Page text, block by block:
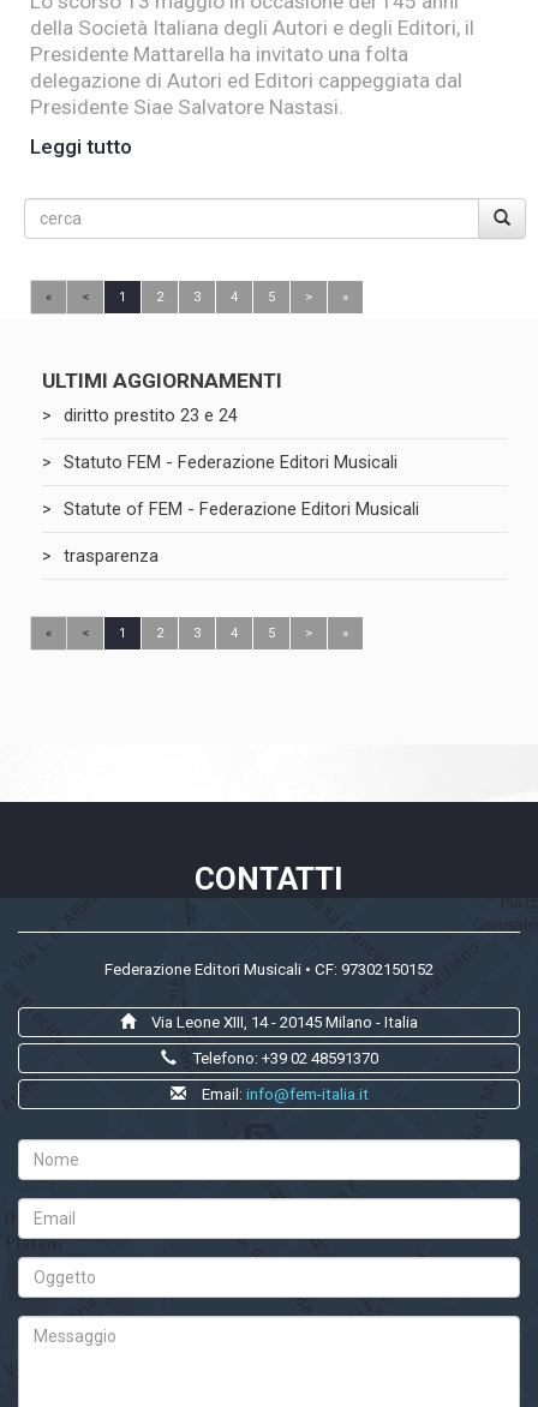
della Società Italiana degli Autori e degli Editori, il
Presidente Mattarella ha invitato una folta
delegazione di Autori ed Editori cappeggiata dal
Presidente Siae Salvatore Nastasi.
Leggi tutto
« < 1 2 3 4 5 > »
ULTIMI AGGIORNAMENTI
diritto prestito 23 e 24
Statuto FEM - Federazione Editori Musicali
Statute of FEM - Federazione Editori Musicali
trasparenza
« < 1 2 3 4 5 > »
CONTATTI
Federazione Editori Musicali • CF: 97302150152
Via Leone XIII, 14 - 20145 Milano - Italia
Telefono: +39 02 48591370
Email: info@fem-italia.it